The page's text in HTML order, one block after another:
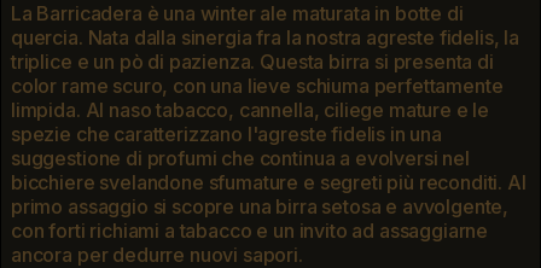
La Barricadera è una winter ale maturata in botte di
quercia. Nata dalla sinergia fra la nostra agreste fidelis, la
triplice e un pò di pazienza. Questa birra si presenta di
color rame scuro, con una lieve schiuma perfettamente
limpida. Al naso tabacco, cannella, ciliege mature e le
spezie che caratterizzano l'agreste fidelis in una
suggestione di profumi che continua a evolversi nel
bicchiere svelandone sfumature e segreti più reconditi. Al
primo assaggio si scopre una birra setosa e avvolgente,
con forti richiami a tabacco e un invito ad assaggiarne
ancora per dedurre nuovi sapori.